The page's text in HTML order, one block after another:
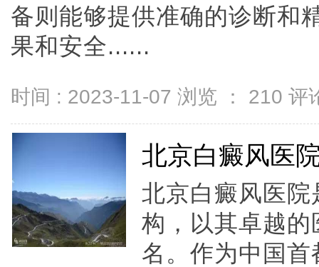
备则能够提供准确的诊断和
果和安全......
时间 : 2023-11-07 浏览 ： 210 评
北京白癜风医
北京白癜风医
构，以其卓越
名。作为中国